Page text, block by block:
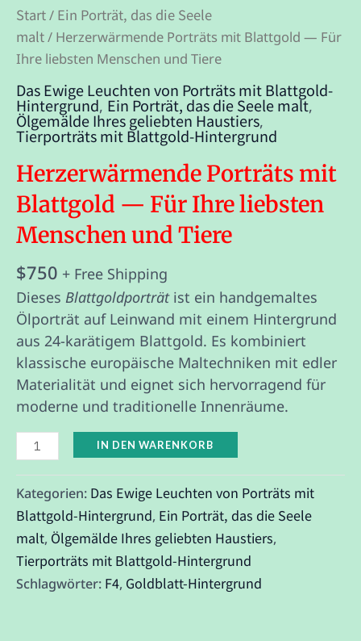
Start/ Ein Porträt, das die Seele
malt/ Herzerwärmende Porträts mit Blattgold — Für
Ihre liebsten Menschen und Tiere
Das Ewige Leuchten von Porträts mit Blattgold-
Hintergrund, Ein Porträt, das die Seele malt,
Ölgemälde Ihres geliebten Haustiers,
Tierporträts mit Blattgold-Hintergrund
Herzerwärmende Porträts mit
Blattgold — Für Ihre liebsten
Menschen und Tiere
$750 + Free Shipping
Dieses Blattgoldporträtist ein handgemaltes
Ölporträt auf Leinwand mit einem Hintergrund
aus 24-karätigem Blattgold. Es kombiniert
klassische europäische Maltechniken mit edler
Materialität und eignet sich hervorragend für
moderne und traditionelle Innenräume.
IN DEN WARENKORB
Kategorien: Das Ewige Leuchten von Porträts mit
Blattgold-Hintergrund, Ein Porträt, das die Seele
malt, Ölgemälde Ihres geliebten Haustiers,
Tierporträts mit Blattgold-Hintergrund
Schlagwörter: F4, Goldblatt-Hintergrund